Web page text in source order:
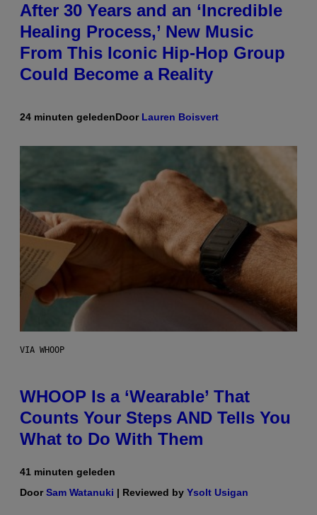
After 30 Years and an ‘Incredible
Healing Process,’ New Music
From This Iconic Hip-Hop Group
Could Become a Reality
24 minuten geledenDoor Lauren Boisvert
VIA WHOOP
WHOOP Is a ‘Wearable’ That
Counts Your Steps AND Tells You
What to Do With Them
41 minuten geleden
DoorSam Watanuki | Reviewed by Ysolt Usigan